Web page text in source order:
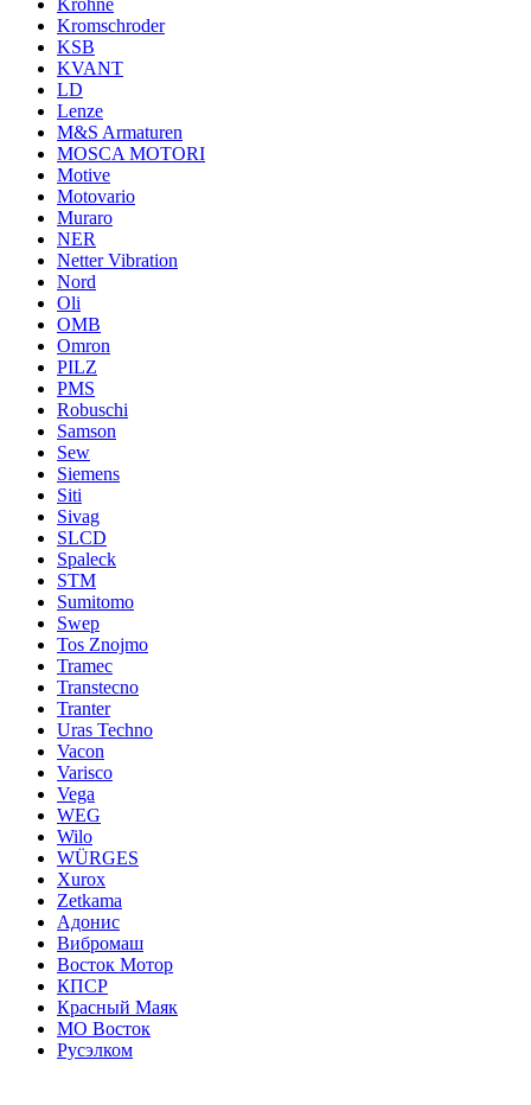
Krohne
Kromschroder
KSB
KVANT
LD
Lenze
M&S Armaturen
MOSCA MOTORI
Motive
Motovario
Muraro
NER
Netter Vibration
Nord
Oli
OMB
Omron
PILZ
PMS
Robuschi
Samson
Sew
Siemens
Siti
Sivag
SLCD
Spaleck
STM
Sumitomo
Swep
Tos Znojmo
Tramec
Transtecno
Tranter
Uras Techno
Vacon
Varisco
Vega
WEG
Wilo
WÜRGES
Xurox
Zetkama
Адонис
Вибромаш
Восток Мотор
КПСР
Красный Маяк
МО Восток
Русэлком